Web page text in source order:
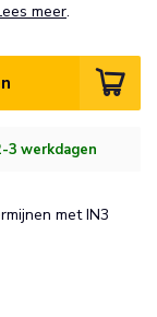
meer.
3 werkdagen
met IN3